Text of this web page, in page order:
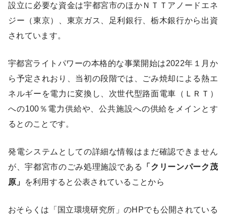
設立に必要な資金は宇都宮市のほかＮＴＴアノードエネ
ジー（東京）、東京ガス、足利銀行、栃木銀行から出資
されています。
宇都宮ライトパワーの本格的な事業開始は2022年１月か
ら予定されおり、当初の段階では、ごみ焼却による熱エ
ネルギーを電力に変換し、次世代型路面電車（ＬＲＴ）
への100％電力供給や、公共施設への供給をメインとす
るとのことです。
発電システムとしての詳細な情報はまだ確認できません
が、宇都宮市のごみ処理施設である
「クリーンパーク茂
原」
を利用すると公表されていることから
おそらくは「国立環境研究所」のHPでも公開されている